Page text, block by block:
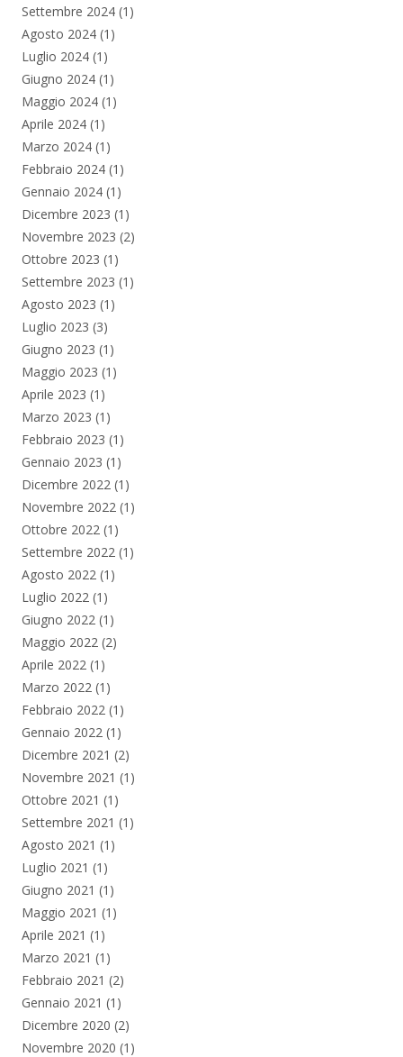
Settembre 2024 (1)
Agosto 2024 (1)
Luglio 2024 (1)
Giugno 2024 (1)
Maggio 2024 (1)
Aprile 2024 (1)
Marzo 2024 (1)
Febbraio 2024 (1)
Gennaio 2024 (1)
Dicembre 2023 (1)
Novembre 2023 (2)
Ottobre 2023 (1)
Settembre 2023 (1)
Agosto 2023 (1)
Luglio 2023 (3)
Giugno 2023 (1)
Maggio 2023 (1)
Aprile 2023 (1)
Marzo 2023 (1)
Febbraio 2023 (1)
Gennaio 2023 (1)
Dicembre 2022 (1)
Novembre 2022 (1)
Ottobre 2022 (1)
Settembre 2022 (1)
Agosto 2022 (1)
Luglio 2022 (1)
Giugno 2022 (1)
Maggio 2022 (2)
Aprile 2022 (1)
Marzo 2022 (1)
Febbraio 2022 (1)
Gennaio 2022 (1)
Dicembre 2021 (2)
Novembre 2021 (1)
Ottobre 2021 (1)
Settembre 2021 (1)
Agosto 2021 (1)
Luglio 2021 (1)
Giugno 2021 (1)
Maggio 2021 (1)
Aprile 2021 (1)
Marzo 2021 (1)
Febbraio 2021 (2)
Gennaio 2021 (1)
Dicembre 2020 (2)
Novembre 2020 (1)